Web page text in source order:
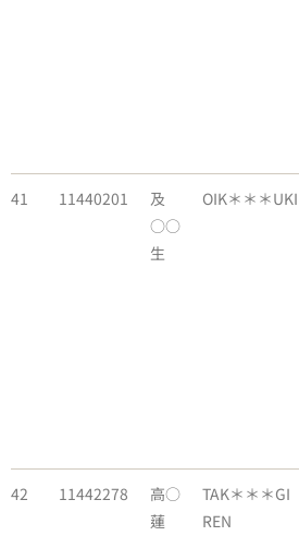
41 11440201
及
○○
生
OIK＊＊＊UKI
42 11442278
高○
蓮
TAK＊＊＊GI
REN